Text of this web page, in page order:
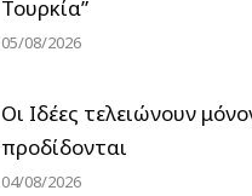
Τουρκία”
05/08/2026
Οι Ιδέες τελειώνουν
προδίδονται
04/08/2026